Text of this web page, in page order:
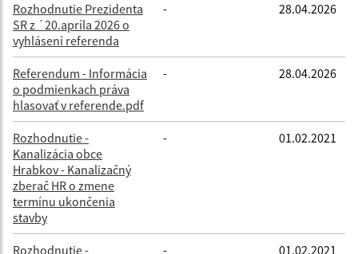
Rozhodnutie Prezidenta
SR z ´20.apríla 2026 o
vyhlásení referenda
- 28.04.2026
Referendum - Informácia
o podmienkach práva
hlasovať v referende.pdf
- 28.04.2026
Rozhodnutie -
Kanalizácia obce
Hrabkov - Kanalizačný
zberač HR o zmene
termínu ukončenia
stavby
- 01.02.2021
Rozhodnutie -
- 01.02.2021